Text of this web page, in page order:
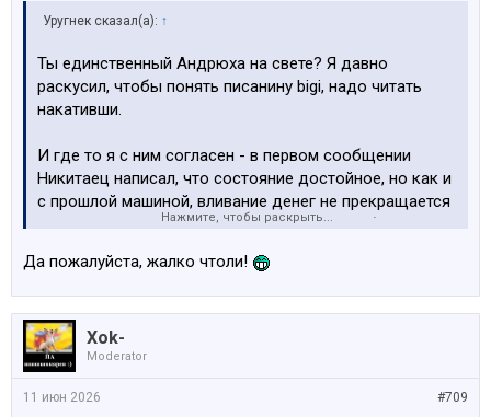
Уругнек сказал(а): ↑
Ты единственный Андрюха на свете? Я давно
раскусил, чтобы понять писанину bigi, надо читать
накативши.
И где то я с ним согласен - в первом сообщении
Никитаец написал, что состояние достойное, но как и
с прошлой машиной, вливание денег не прекращается
и практически на каждой странице отчет об
разбавляют этот блог ремонтов своей болтовней.
Нажмите, чтобы раскрыть...
Да пожалуйста, жалко чтоли!
Xok-
Moderator
#709
11 июн 2026